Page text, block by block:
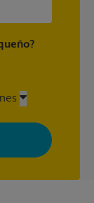
The UPS
y mensajes
cualquier
política de